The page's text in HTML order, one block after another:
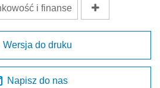
i finanse
Wersja do druku
Napisz do nas